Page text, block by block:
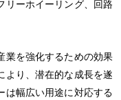
リーホイーリング、回路
業を強化するための効果
より、潜在的な成長を遂
は幅広い用途に対応する